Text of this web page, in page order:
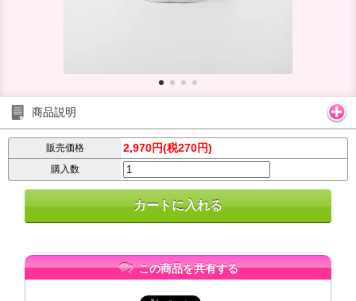
商品説明
販売価格 2,970円(税270円)
購入数
この商品を共有する